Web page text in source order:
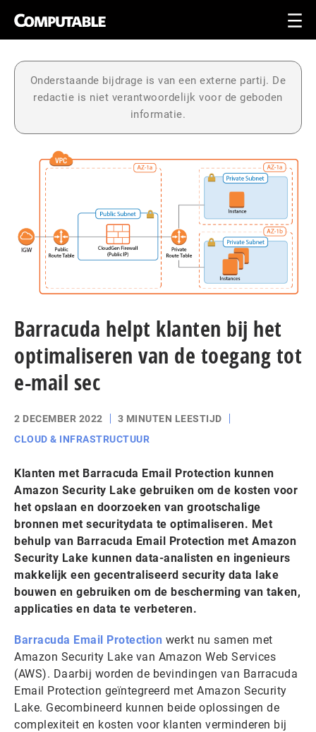
Onderstaande bijdrage is van een externe partij. De
redactie is niet verantwoordelijk voor de geboden
informatie.
Barracuda helpt klanten bij het
optimaliseren van de toegang tot
e-mail sec
2 DECEMBER 2022
3 MINUTEN LEESTIJD
CLOUD & INFRASTRUCTUUR
Klanten met Barracuda Email Protection kunnen
Amazon Security Lake gebruiken om de kosten voor
het opslaan en doorzoeken van grootschalige
bronnen met securitydata te optimaliseren. Met
behulp van Barracuda Email Protection met Amazon
Security Lake kunnen data-analisten en ingenieurs
makkelijk een gecentraliseerd security data lake
bouwen en gebruiken om de bescherming van taken,
applicaties en data te verbeteren.
Barracuda Email Protection werkt nu samen met
Amazon Security Lake van Amazon Web Services
(AWS). Daarbij worden de bevindingen van Barracuda
Email Protection geïntegreerd met Amazon Security
Lake. Gecombineerd kunnen beide oplossingen de
complexiteit en kosten voor klanten verminderen bij